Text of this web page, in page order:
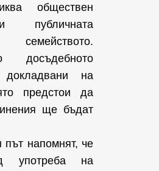
обществен
публичната
досъдебното
докладвани на
предстои да
ще бъдат
напомнят, че
употреба на